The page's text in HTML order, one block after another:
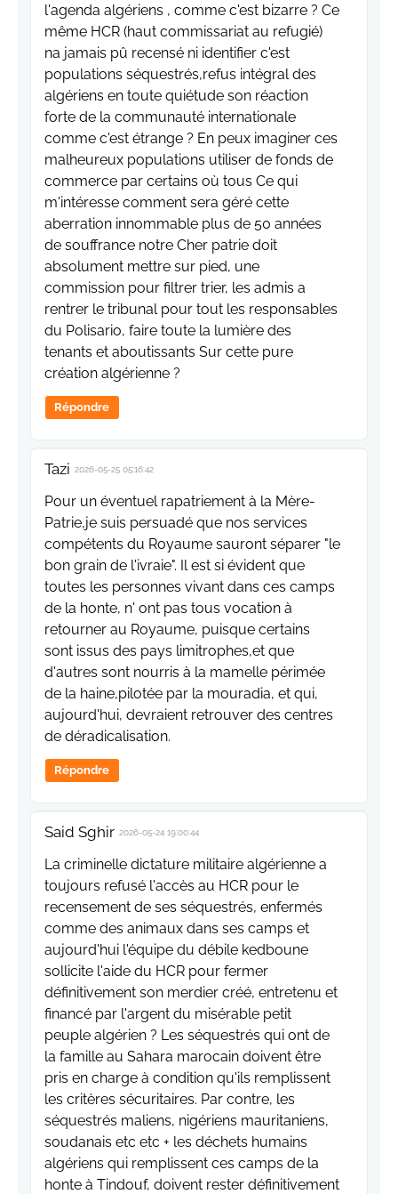
l'agenda algériens , comme c'est bizarre ? Ce
même HCR (haut commissariat au refugié)
na jamais pû recensé ni identifier c'est
populations séquestrés,refus intégral des
algériens en toute quiétude son réaction
forte de la communauté internationale
comme c'est étrange ? En peux imaginer ces
malheureux populations utiliser de fonds de
commerce par certains où tous Ce qui
m'intéresse comment sera géré cette
aberration innommable plus de 50 années
de souffrance notre Cher patrie doit
absolument mettre sur pied, une
commission pour filtrer trier, les admis a
rentrer le tribunal pour tout les responsables
du Polisario, faire toute la lumière des
tenants et aboutissants Sur cette pure
création algérienne ?
Répondre
Tazi 2026-05-25 05:16:42
Pour un éventuel rapatriement à la Mère-
Patrie,je suis persuadé que nos services
compétents du Royaume sauront séparer "le
bon grain de l'ivraie". Il est si évident que
toutes les personnes vivant dans ces camps
de la honte, n' ont pas tous vocation à
retourner au Royaume, puisque certains
sont issus des pays limitrophes,et que
d'autres sont nourris à la mamelle périmée
de la haine,pilotée par la mouradia, et qui,
aujourd'hui, devraient retrouver des centres
de déradicalisation.
Répondre
Said Sghir 2026-05-24 19:00:44
La criminelle dictature militaire algérienne a
toujours refusé l'accès au HCR pour le
recensement de ses séquestrés, enfermés
comme des animaux dans ses camps et
aujourd'hui l'équipe du débile kedboune
sollicite l'aide du HCR pour fermer
définitivement son merdier créé, entretenu et
financé par l'argent du misérable petit
peuple algérien ? Les séquestrés qui ont de
la famille au Sahara marocain doivent être
pris en charge à condition qu'ils remplissent
les critères sécuritaires. Par contre, les
séquestrés maliens, nigériens mauritaniens,
soudanais etc etc + les déchets humains
algériens qui remplissent ces camps de la
honte à Tindouf, doivent rester définitivement